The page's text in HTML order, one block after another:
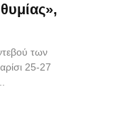
των
25-27